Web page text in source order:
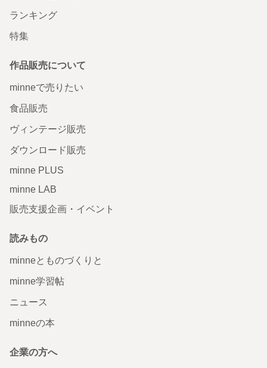
ランキング
特集
作品販売について
minneで売りたい
食品販売
ヴィンテージ販売
ダウンロード販売
minne PLUS
minne LAB
販売支援企画・イベント
読みもの
minneとものづくりと
minne学習帖
ニュース
minneの本
企業の方へ